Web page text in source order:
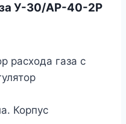
У-30/АР-40-2Р
расхода газа с
Корпус